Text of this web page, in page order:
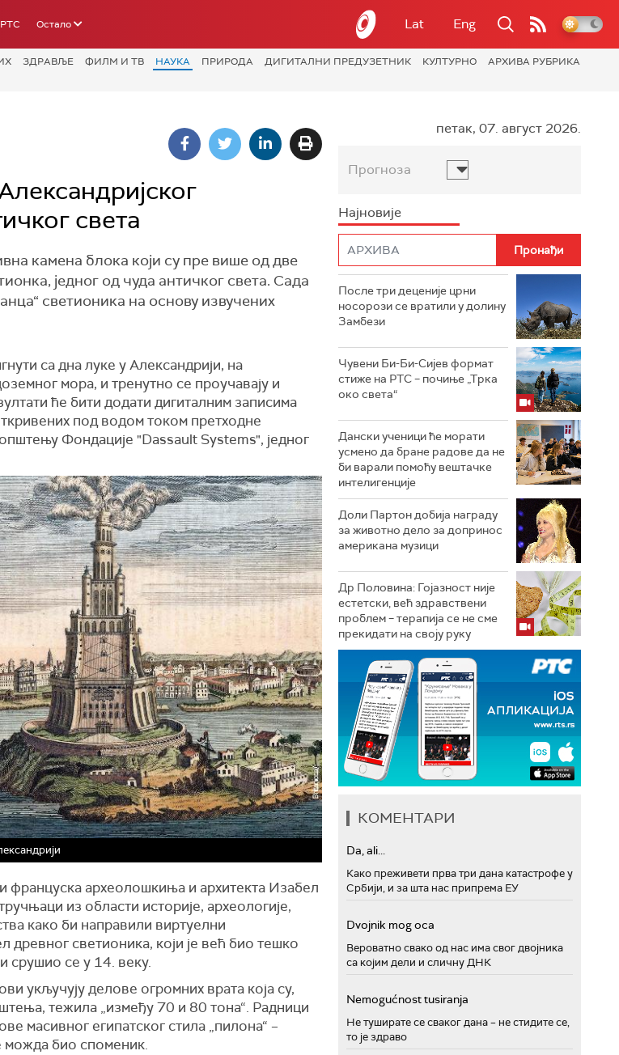
РТС Остало Lat Eng
ЗДРАВЉЕ ФИЛМ И ТВ НАУКА ПРИРОДА ДИГИТАЛНИ ПРЕДУЗЕТНИК КУЛТУРНО
АРХИВА РУБРИКА
света
камена блока који су пре више од две
једног од чуда античког света. Сада
светионика на основу извучених
са дна луке у Александрији, на
мора, и тренутно се проучавају и
ће бити додати дигиталним записима
под водом током претходне
Фондације "Dassault Systems", једног
археолошкиња и архитекта Изабел
из области историје, археологије,
како би направили виртуелни
древног светионика, који је већ био тешко
и срушио се у 14. веку.
укључују делове огромних врата која су,
тежила „између 70 и 80 тона“. Радници
масивног египатског стила „пилона“ –
можда био споменик.
петак, 07. август 2026.
Прогноза
Најновије
После три деценије црни
носорози се вратили у долину
Замбези
Чувени Би-Би-Сијев формат
стиже на РТС – почиње „Трка
око света“
Дански ученици ће морати
усмено да бране радове да не
би варали помоћу вештачке
интелигенције
Доли Партон добија награду
за животно дело за допринос
американа музици
Др Половина: Гојазност није
естетски, већ здравствени
проблем – терапија се не сме
прекидати на своју руку
КОМЕНТАРИ
Da, ali...
Како преживети прва три дана катастрофе у
Србији, и за шта нас припрема ЕУ
Dvojnik mog oca
Вероватно свако од нас има свог двојника
са којим дели и сличну ДНК
Nemogućnost tusiranja
Не туширате се сваког дана – не стидите се,
то је здраво